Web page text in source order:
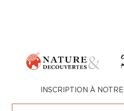
INSCRIPTION À